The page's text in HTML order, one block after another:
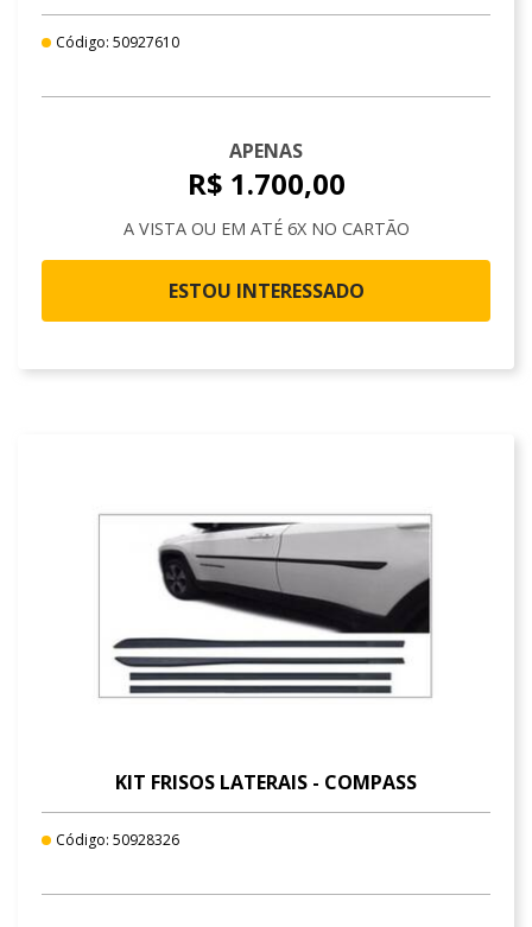
Código: 50927610
APENAS
R$ 1.700,00
A VISTA OU EM ATÉ 6X NO CARTÃO
ESTOU INTERESSADO
KIT FRISOS LATERAIS - COMPASS
Código: 50928326